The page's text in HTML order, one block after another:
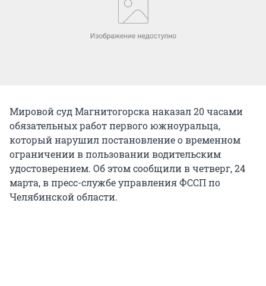
Мировой суд Магнитогорска наказал 20 часами
обязательных работ первого южноуральца,
который нарушил постановление о временном
ограничении в пользовании водительским
удостоверением. Об этом сообщили в четверг, 24
марта, в пресс-службе управления ФССП по
Челябинской области.